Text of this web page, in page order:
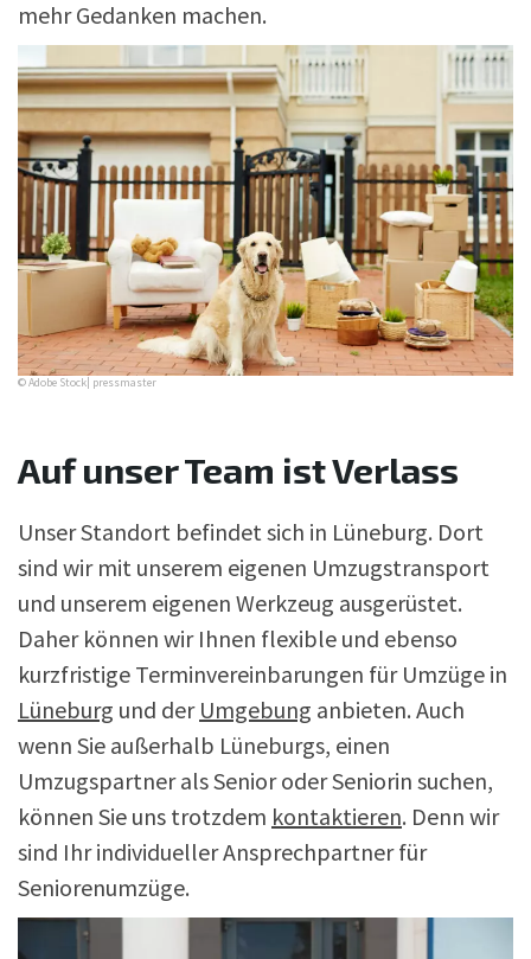
mehr Gedanken machen.
© Adobe Stock| pressmaster
Auf unser Team ist Verlass
Unser Standort befindet sich in Lüneburg. Dort
sind wir mit unserem eigenen Umzugstransport
und unserem eigenen Werkzeug ausgerüstet.
Daher können wir Ihnen flexible und ebenso
kurzfristige Terminvereinbarungen für Umzüge in
Lüneburg und der Umgebung anbieten. Auch
wenn Sie außerhalb Lüneburgs, einen
Umzugspartner als Senior oder Seniorin suchen,
können Sie uns trotzdem kontaktieren. Denn wir
sind Ihr individueller Ansprechpartner für
Seniorenumzüge.